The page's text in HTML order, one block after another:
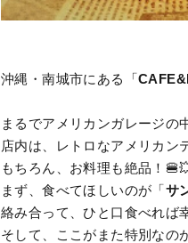
沖縄・南城市にある「
まるでアメリカンガレージ
店内は、レトロなアメリカン
もちろん、お料理も絶品！
まず、食べてほしいのが「サ
絡み合って、ひと口食べれば
そして、ここがまた特別なの